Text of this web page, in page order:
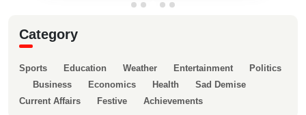
Category
Sports Education Weather Entertainment
Politics
Business
Economics Health
Sad Demise
Current Affairs
Festive Achievements